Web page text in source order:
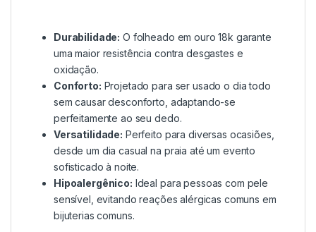
Durabilidade: O folheado em ouro 18k garante
uma maior resistência contra desgastes e
oxidação.
Conforto: Projetado para ser usado o dia todo
sem causar desconforto, adaptando-se
perfeitamente ao seu dedo.
Versatilidade: Perfeito para diversas ocasiões,
desde um dia casual na praia até um evento
sofisticado à noite.
Hipoalergênico: Ideal para pessoas com pele
sensível, evitando reações alérgicas comuns em
bijuterias comuns.